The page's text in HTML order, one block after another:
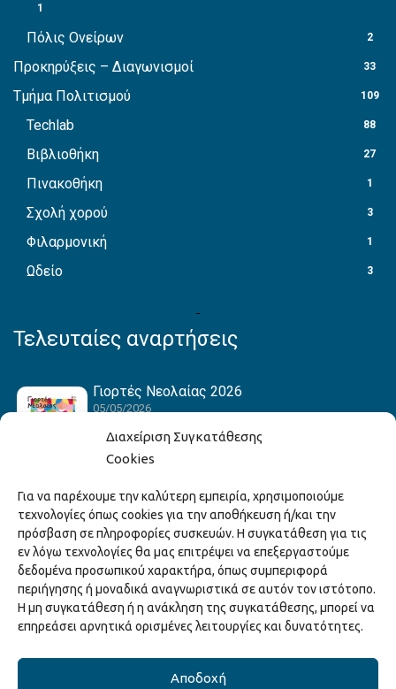
Διαχείριση Συγκατάθεσης
Cookies
Για να παρέχουμε την καλύτερη εμπειρία, χρησιμοποιούμε
τεχνολογίες όπως cookies για την αποθήκευση ή/και την
πρόσβαση σε πληροφορίες συσκευών. Η συγκατάθεση για τις
εν λόγω τεχνολογίες θα μας επιτρέψει να επεξεργαστούμε
δεδομένα προσωπικού χαρακτήρα, όπως συμπεριφορά
περιήγησης ή μοναδικά αναγνωριστικά σε αυτόν τον ιστότοπο.
Η μη συγκατάθεση ή η ανάκληση της συγκατάθεσης, μπορεί να
επηρεάσει αρνητικά ορισμένες λειτουργίες και δυνατότητες.
Αποδοχή
1
Πόλις Ονείρων 2
Προκηρύξεις – Διαγωνισμοί 33
Τμήμα Πολιτισμού 109
Techlab 88
Βιβλιοθήκη 27
Πινακοθήκη 1
Σχολή χορού 3
Φιλαρμονική 1
Ωδείο 3
Τελευταίες αναρτήσεις
Γιορτές Νεολαίας 2026
05/05/2026
Hack the Match: Γνωρίζοντας τα Αμερικανικά
Αθλήματα! Δημιουργώντας το Δικό σου
Game Story!
22/04/2026
Ξάνθη – Πόλις Ονείρων Μουσικών Σχολείων
2026
15/04/2026